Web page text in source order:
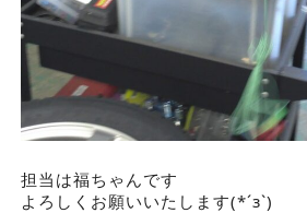
担当は福ちゃんです
よろしくお願いいたします(*´з`)